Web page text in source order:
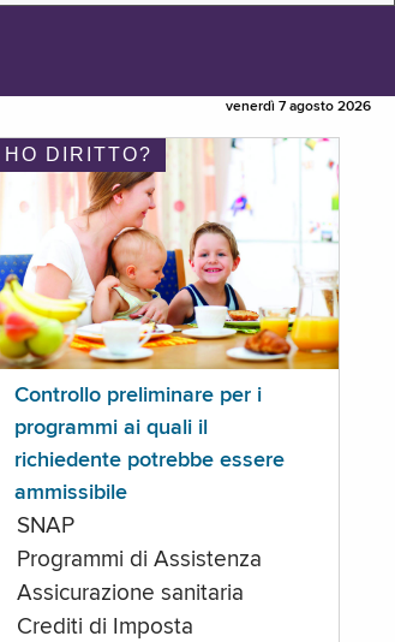
venerdì 7 agosto 2026
HO DIRITTO?
Controllo preliminare per i
programmi ai quali il
richiedente potrebbe essere
ammissibile
SNAP
Programmi di Assistenza
Assicurazione sanitaria
Crediti di Imposta